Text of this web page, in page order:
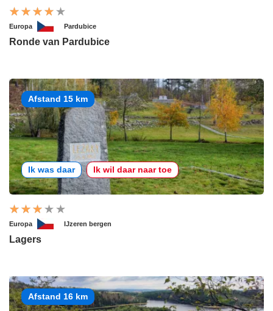
Europa Pardubice
Ronde van Pardubice
Afstand 15 km
Ik was daar Ik wil daar naar toe
Europa IJzeren bergen
Lagers
Afstand 16 km